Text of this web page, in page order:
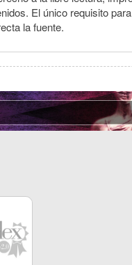
El único requisito
la fuente.